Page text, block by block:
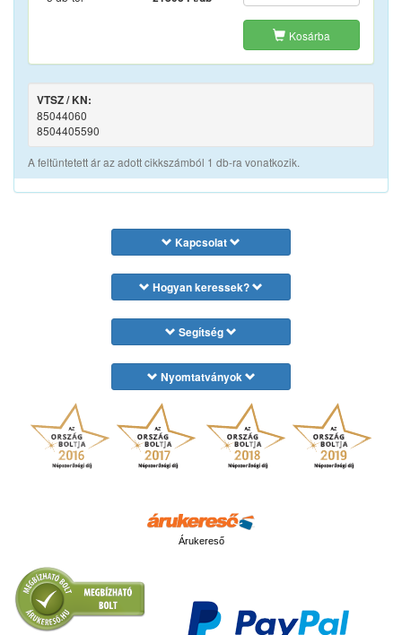
Kosárba
VTSZ / KN:
85044060
8504405590
A feltüntetett ár az adott cikkszámból 1 db-ra vonatkozik.
Kapcsolat
Hogyan keressek?
Segítség
Nyomtatványok
Árukereső